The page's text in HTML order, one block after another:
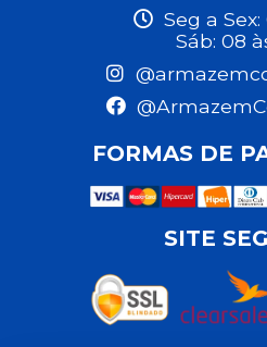
Seg a Sex:
Sáb: 08
FORMAS DE
SITE